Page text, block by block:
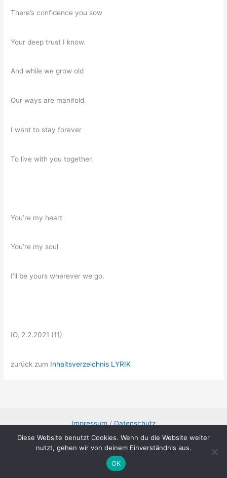
There’s confidence you sow
Your deep trust I know.
And while we grow old
Our ways are manifold.
I want to stay forever
To live with you together.
You’re my heart
You’re my soul
I’ll be yours wherever we go.
IO, 2.2.2021 (11)
zurück zum Inhaltsverzeichnis LYRIK
Impressum/Datenschutz
Copyright © 2026 Günter Ollenschläger
Diese Website benutzt Cookies. Wenn du die Website weiter
nutzt, gehen wir von deinem Einverständnis aus.
OK